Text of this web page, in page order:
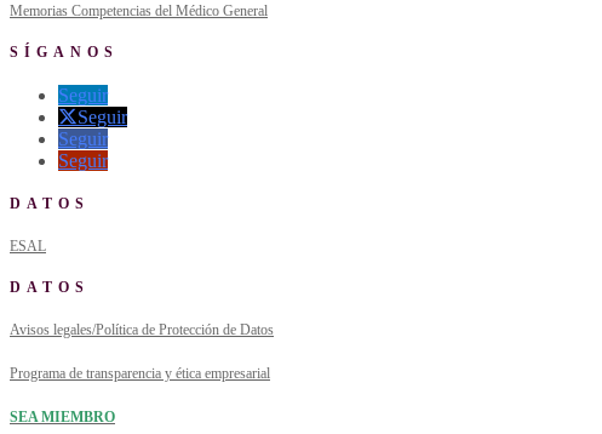
Memorias Competencias del Médico General
SÍGANOS
Seguir
Seguir
Seguir
Seguir
DATOS
ESAL
DATOS
Avisos legales/Política de Protección de Datos
Programa de transparencia y ética empresarial
SEA MIEMBRO